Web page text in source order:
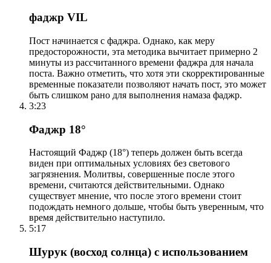
фаджр VIL
Пост начинается с фаджра. Однако, как меру
предосторожности, эта методика вычитает примерно 2
минуты из рассчитанного времени фаджра для начала
поста. Важно отметить, что хотя эти скорректированные
временные показатели позволяют начать пост, это может
быть слишком рано для выполнения намаза фаджр.
3:23
Фаджр 18°
Настоящий Фаджр (18°) теперь должен быть всегда
виден при оптимальных условиях без светового
загрязнения. Молитвы, совершенные после этого
времени, считаются действительными. Однако
существует мнение, что после этого времени стоит
подождать немного дольше, чтобы быть уверенным, что
время действительно наступило.
5:17
Шурук (восход солнца) с использованием